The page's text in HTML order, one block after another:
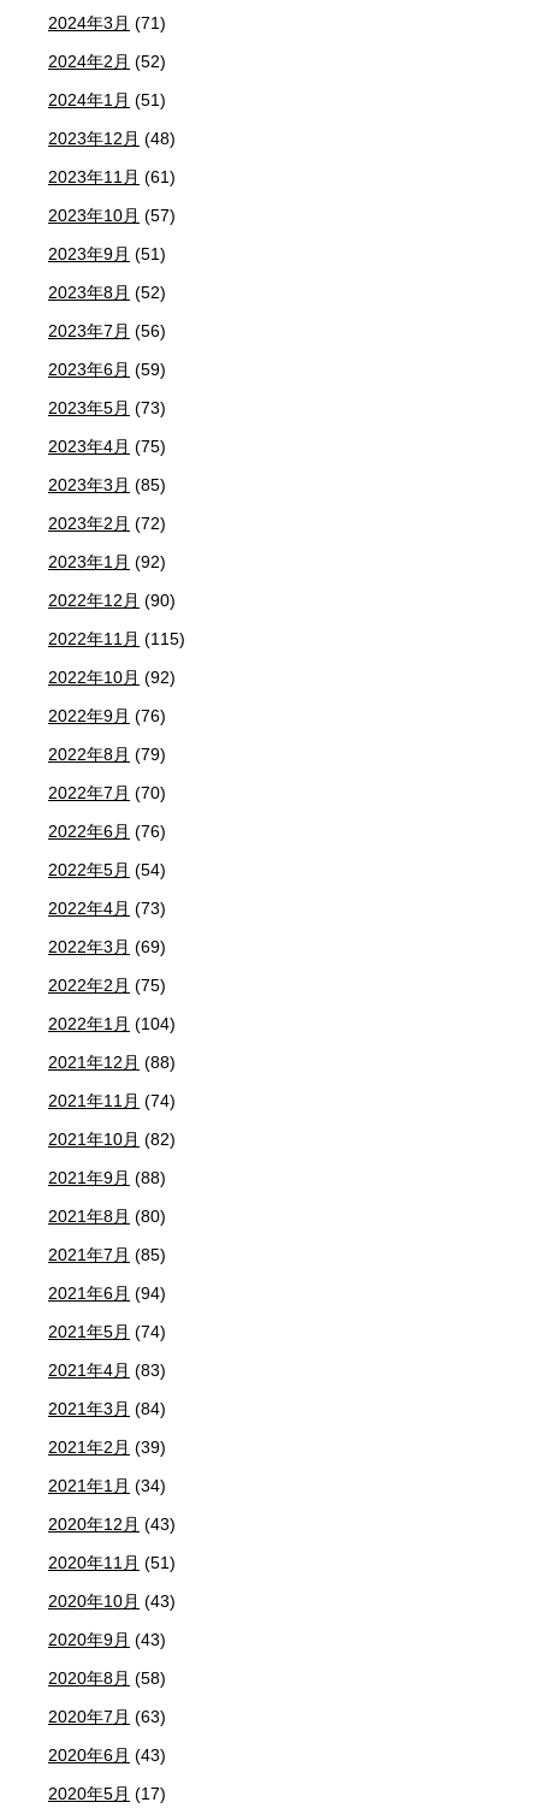
2024年3月 (71)
2024年2月 (52)
2024年1月 (51)
2023年12月 (48)
2023年11月 (61)
2023年10月 (57)
2023年9月 (51)
2023年8月 (52)
2023年7月 (56)
2023年6月 (59)
2023年5月 (73)
2023年4月 (75)
2023年3月 (85)
2023年2月 (72)
2023年1月 (92)
2022年12月 (90)
2022年11月 (115)
2022年10月 (92)
2022年9月 (76)
2022年8月 (79)
2022年7月 (70)
2022年6月 (76)
2022年5月 (54)
2022年4月 (73)
2022年3月 (69)
2022年2月 (75)
2022年1月 (104)
2021年12月 (88)
2021年11月 (74)
2021年10月 (82)
2021年9月 (88)
2021年8月 (80)
2021年7月 (85)
2021年6月 (94)
2021年5月 (74)
2021年4月 (83)
2021年3月 (84)
2021年2月 (39)
2021年1月 (34)
2020年12月 (43)
2020年11月 (51)
2020年10月 (43)
2020年9月 (43)
2020年8月 (58)
2020年7月 (63)
2020年6月 (43)
2020年5月 (17)